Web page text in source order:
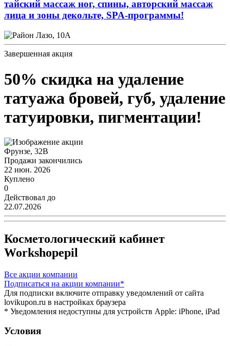
тайский массаж ног, спины, авторский массаж
лица и зоны декольте, SPA-программы!
Лазо, 10А
Завершенная акция
50% скидка на удаление
татуажа бровей, губ, удаление
татуировки, пигментации!
Фрунзе, 32В
Продажи закончились
22 июн. 2026
Куплено
0
Действовал до
22.07.2026
Косметологический кабинет
Workshopepil
Все акции компании
Подписаться на акции компании*
Для подписки включите отправку уведомлений от сайта
lovikupon.ru в настройках браузера
* Уведомления недоступны для устройств Apple: iPhone, iPad
Условия